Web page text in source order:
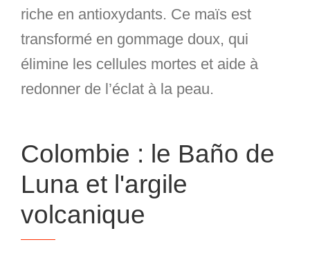
riche en antioxydants. Ce maïs est
transformé en gommage doux, qui
élimine les cellules mortes et aide à
redonner de l’éclat à la peau.
Colombie : le Baño de
Luna et l'argile
volcanique